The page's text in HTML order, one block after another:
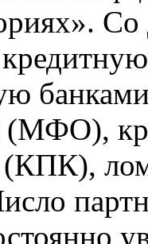
(МФО),
(КПК),